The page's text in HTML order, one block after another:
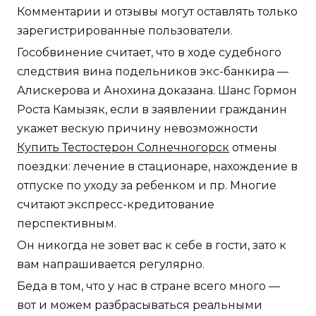
Комментарии и отзывы могут оставлять только
зарегистрированные пользователи.
Гособвинение считает, что в ходе судебного
следствия вина подельников экс-банкира —
Алискерова и Анохина доказана. Шанс Гормон
Роста Камызяк, если в заявлении гражданин
укажет вескую причину невозможности
Купить Тестостерон Солнечногорск отмены
поездки: лечение в стационаре, нахождение в
отпуске по уходу за ребенком и пр. Многие
считают экспресс-кредитование
перспективным.
Он никогда не зовет вас к себе в гости, зато к
вам напрашивается регулярно.
Беда в том, что у нас в стране всего много —
вот и можем разбрасываться реальными